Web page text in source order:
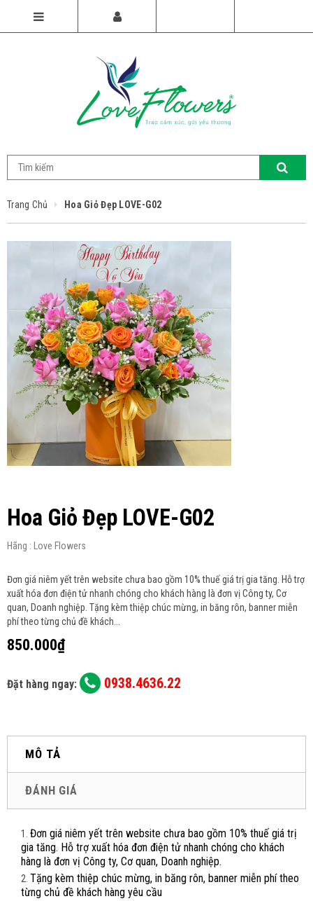
Trang Chủ Hoa Giỏ Đẹp LOVE-G02
Hoa Giỏ Đẹp LOVE-G02
Hãng : Love Flowers
Đơn giá niêm yết trên website chưa bao gồm 10% thuế giá trị gia tăng. Hỗ trợ
xuất hóa đơn điện tử nhanh chóng cho khách hàng là đơn vị Công ty, Cơ
quan, Doanh nghiệp. Tặng kèm thiệp chúc mừng, in băng rôn, banner miễn
phí theo từng chủ đề khách...
850.000₫
Đặt hàng ngay: 0938.4636.22
MÔ TẢ
ĐÁNH GIÁ
Đơn giá niêm yết trên website chưa bao gồm 10% thuế giá trị
gia tăng. Hỗ trợ xuất hóa đơn điện tử nhanh chóng cho khách
hàng là đơn vị Công ty, Cơ quan, Doanh nghiệp.
Tặng kèm thiệp chúc mừng, in băng rôn, banner miễn phí theo
từng chủ đề khách hàng yêu cầu